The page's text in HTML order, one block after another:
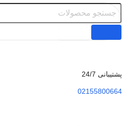
پشتیبانی 24/7
02155800664